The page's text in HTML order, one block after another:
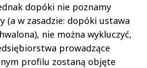
dopóki nie poznamy
(a w zasadzie: dopóki ustawa
nie można wykluczyć,
prowadzące
profilu zostaną objęte